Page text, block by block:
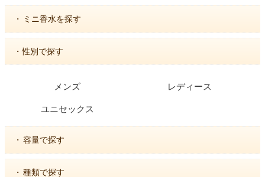
・ ミニ香水を探す
・性別で探す
メンズ レディース
ユニセックス
・ 容量で探す
・ 種類で探す